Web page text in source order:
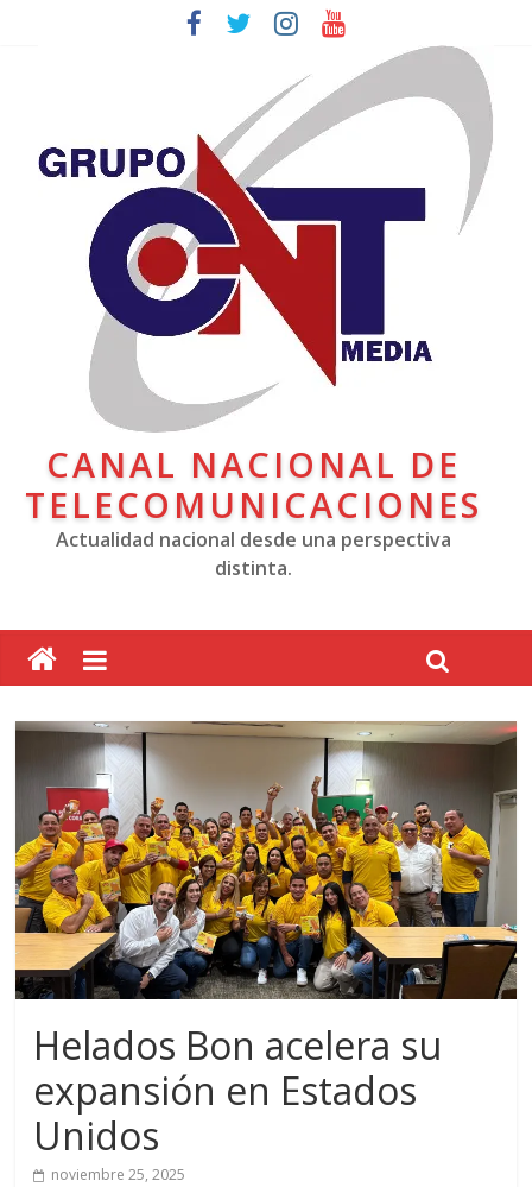
CANAL NACIONAL DE
TELECOMUNICACIONES
Actualidad nacional desde una perspectiva
distinta.
Helados Bon acelera su
expansión en Estados
Unidos
noviembre 25, 2025